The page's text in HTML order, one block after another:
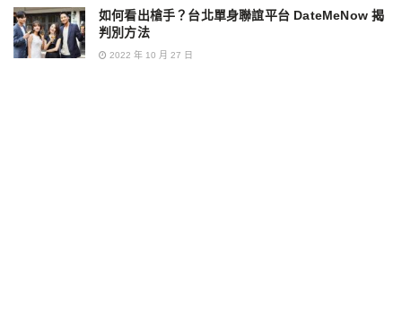
如何看出槍手？台北單身聯誼平台 DateMeNow 揭
判別方法
2022 年 10 月 27 日